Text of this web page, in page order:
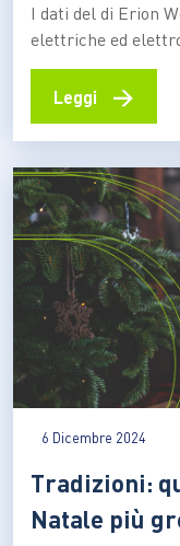
I dati del di Erion
elettriche ed
ammontano nel
rispetto all’anno
a
sono state…
Leggi →
6 Dicembre 2024
Tradizioni:
Natale più